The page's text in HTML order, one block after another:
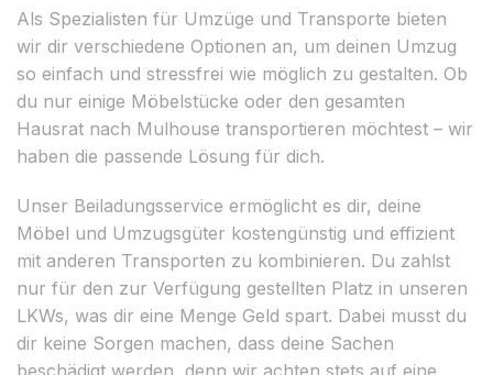
Als Spezialisten für Umzüge und Transporte bieten
wir dir verschiedene Optionen an, um deinen Umzug
so einfach und stressfrei wie möglich zu gestalten. Ob
du nur einige Möbelstücke oder den gesamten
Hausrat nach Mulhouse transportieren möchtest – wir
haben die passende Lösung für dich.
Unser Beiladungsservice ermöglicht es dir, deine
Möbel und Umzugsgüter kostengünstig und effizient
mit anderen Transporten zu kombinieren. Du zahlst
nur für den zur Verfügung gestellten Platz in unseren
LKWs, was dir eine Menge Geld spart. Dabei musst du
dir keine Sorgen machen, dass deine Sachen
beschädigt werden, denn wir achten stets auf eine